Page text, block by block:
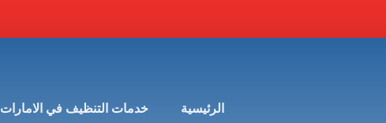
الرئيسية خدمات التنظيف في الامارات